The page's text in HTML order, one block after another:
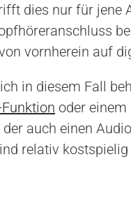
dies nur für jene
vornherein auf
in diesem Fall
oder
der auch einen
relativ